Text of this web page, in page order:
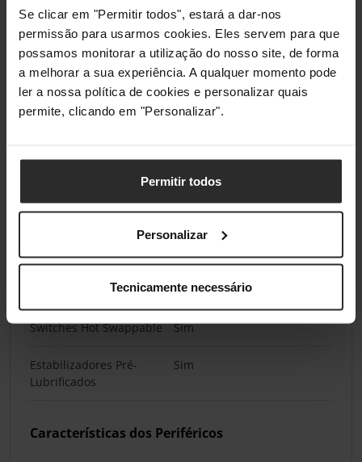
Se clicar em "Permitir todos", estará a dar-nos
permissão para usarmos cookies. Eles servem para que
possamos monitorar a utilização do nosso site, de forma
a melhorar a sua experiência. A qualquer momento pode
ler a nossa política de cookies e personalizar quais
permite, clicando em "Personalizar".
Permitir todos
Personalizar
Tecnicamente necessário
Teclas
Tipo de Tecla Mecânico
Keycaps
Ducky Doubleshot PBT
Keycaps - Preto
Teclas
83
Switches
Cherry MX Speed Silver
Switches Hot Swappable Sim
Estabilizadores Pré-
Lubrificados
Sim
Características dos Periféricos